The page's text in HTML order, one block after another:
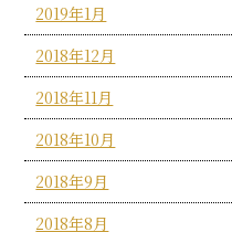
2019年1月
2018年12月
2018年11月
2018年10月
2018年9月
2018年8月